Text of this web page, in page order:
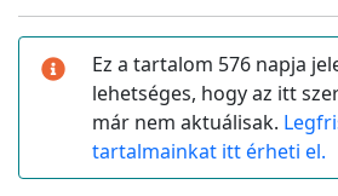
Ez a tartalom 576 napja
lehetséges, hogy az itt
már nem aktuálisak.
tartalmainkat itt érheti el.